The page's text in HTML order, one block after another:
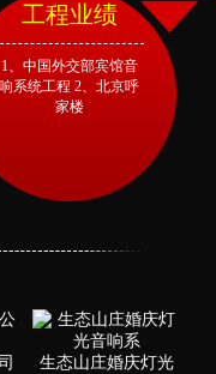
工程业绩
1、中国外交部宾馆音
响系统工程 2、北京呼
家楼
生态山庄婚庆灯光